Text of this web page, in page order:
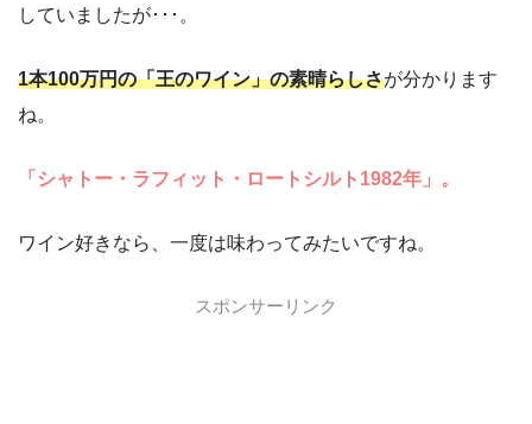
していましたが･･･。
1本100万円の「王のワイン」の素晴らしさが分かります
ね。
「シャトー・ラフィット・ロートシルト1982年」。
ワイン好きなら、一度は味わってみたいですね。
スポンサーリンク